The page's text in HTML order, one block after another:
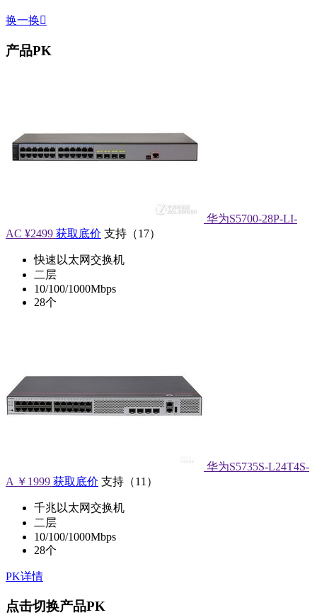
换一换
产品PK
华为S5700-28P-LI-
AC ¥2499 获取底价 支持 （17）
快速以太网交换机
二层
10/100/1000Mbps
28个
华为S5735S-L24T4S-
A ￥1999 获取底价 支持 （11 ）
千兆以太网交换机
二层
10/100/1000Mbps
28个
PK详情
点击切换产品PK